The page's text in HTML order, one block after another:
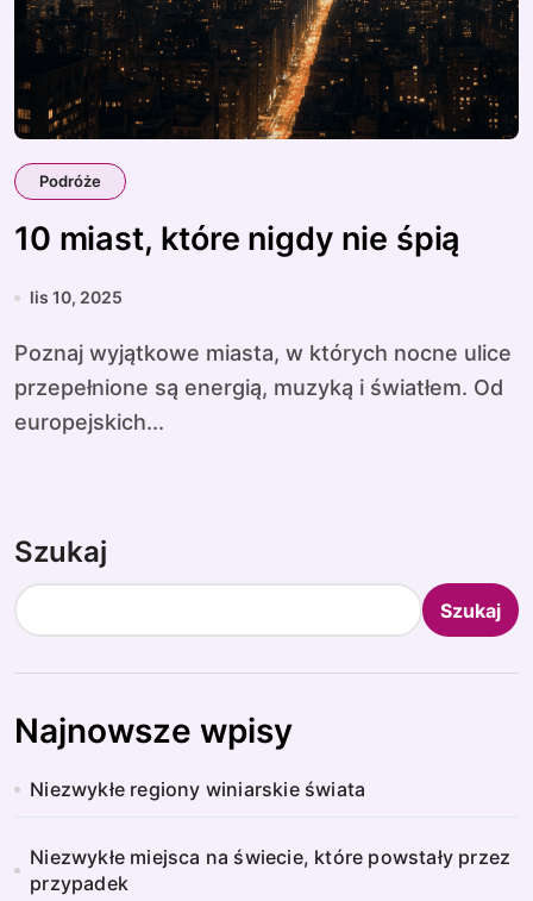
Podróże
10 miast, które nigdy nie śpią
lis 10, 2025
Poznaj wyjątkowe miasta, w których nocne ulice
przepełnione są energią, muzyką i światłem. Od
europejskich...
Szukaj
Szukaj
Najnowsze wpisy
Niezwykłe regiony winiarskie świata
Niezwykłe miejsca na świecie, które powstały przez
przypadek